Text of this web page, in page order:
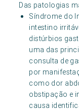
Das patologias
Síndrome do
intestino
distúrbios
uma das
consulta de
por
como dor
obstipação e
causa